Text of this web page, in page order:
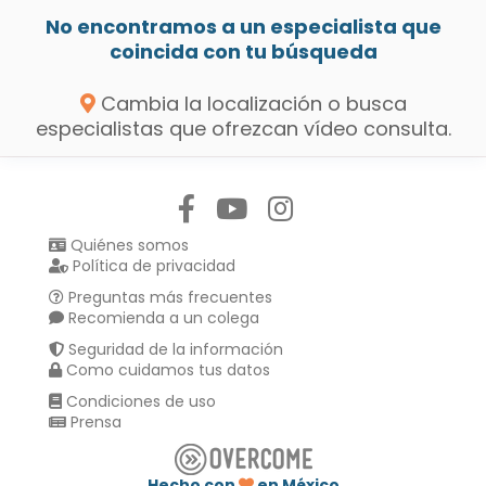
No encontramos a un especialista que
coincida con tu búsqueda
Cambia la localización o busca
especialistas que ofrezcan vídeo consulta.
Quiénes somos
Política de privacidad
Preguntas más frecuentes
Recomienda a un colega
Seguridad de la información
Como cuidamos tus datos
Condiciones de uso
Prensa